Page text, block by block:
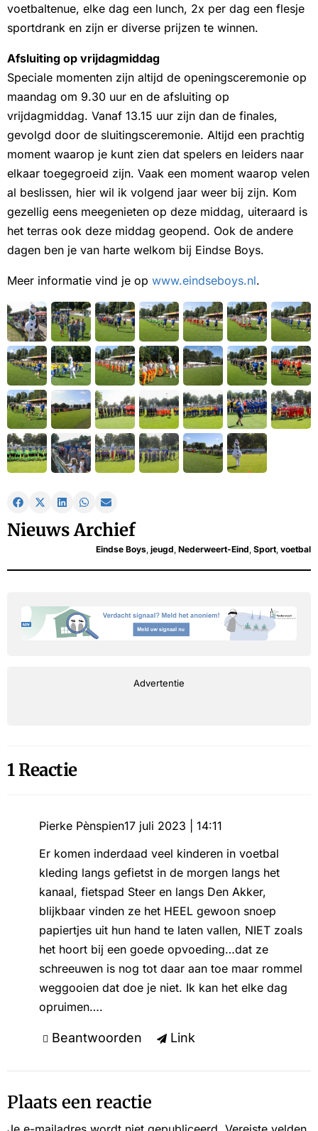
voetbaltenue, elke dag een lunch, 2x per dag een flesje
sportdrank en zijn er diverse prijzen te winnen.
Afsluiting op vrijdagmiddag
Speciale momenten zijn altijd de openingsceremonie op
maandag om 9.30 uur en de afsluiting op
vrijdagmiddag. Vanaf 13.15 uur zijn dan de finales,
gevolgd door de sluitingsceremonie. Altijd een prachtig
moment waarop je kunt zien dat spelers en leiders naar
elkaar toegegroeid zijn. Vaak een moment waarop velen
al beslissen, hier wil ik volgend jaar weer bij zijn. Kom
gezellig eens meegenieten op deze middag, uiteraard is
het terras ook deze middag geopend. Ook de andere
dagen ben je van harte welkom bij Eindse Boys.
Meer informatie vind je op www.eindseboys.nl.
Nieuws Archief
Eindse Boys, jeugd, Nederweert-Eind, Sport, voetbal
Advertentie
1 Reactie
Pierke Pènspien17 juli 2023 | 14:11
Er komen inderdaad veel kinderen in voetbal
kleding langs gefietst in de morgen langs het
kanaal, fietspad Steer en langs Den Akker,
blijkbaar vinden ze het HEEL gewoon snoep
papiertjes uit hun hand te laten vallen, NIET zoals
het hoort bij een goede opvoeding…dat ze
schreeuwen is nog tot daar aan toe maar rommel
weggooien dat doe je niet. Ik kan het elke dag
opruimen….
Beantwoorden Link
Plaats een reactie